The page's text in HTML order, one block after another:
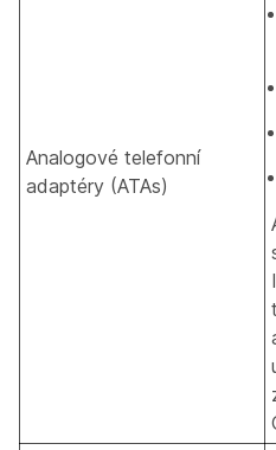
Analogové telefonní
adaptéry (ATAs)